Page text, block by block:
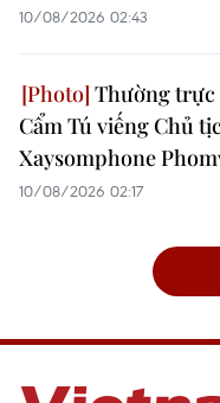
10/08/2026 02:43
Thường trực
Cẩm Tú viếng Chủ
Xaysomphone
10/08/2026 02:17